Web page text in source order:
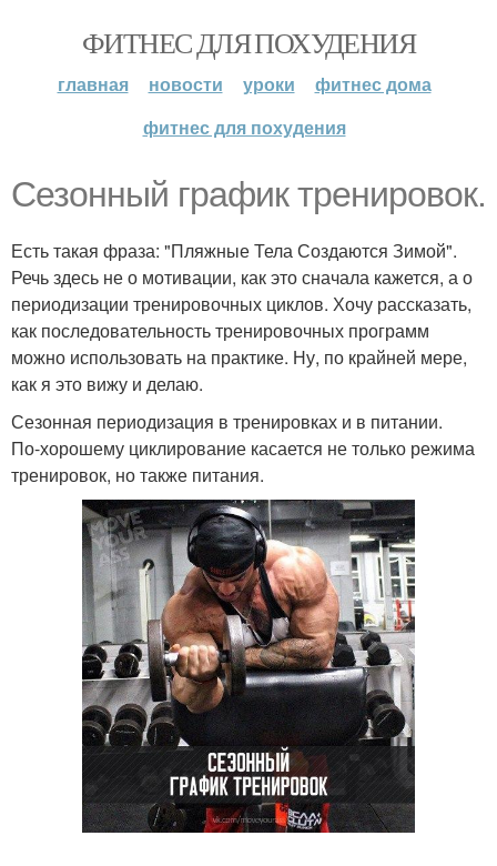
ФИТНЕС ДЛЯ ПОХУДЕНИЯ
главная новости уроки
фитнес дома
фитнес для похудения
Сезонный график тренировок.
Есть такая фраза: "Пляжные Тела Создаются Зимой".
Речь здесь не о мотивации, как это сначала кажется, а о
периодизации тренировочных циклов. Хочу рассказать,
как последовательность тренировочных программ
можно использовать на практике. Ну, по крайней мере,
как я это вижу и делаю.
Сезонная периодизация в тренировках и в питании.
По-хорошему циклирование касается не только режима
тренировок, но также питания.